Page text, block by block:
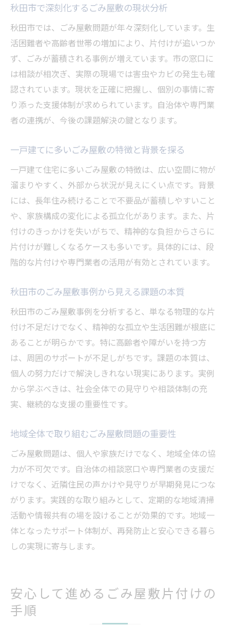
地域住民と協力するごみ屋敷対策の重要性
清掃活動で地域衛生を保つ方法と実践例
ごみ屋敷問題の再発防止に向けた啓発活動
自治体のごみ分別ルールと徹底のコツ
住環境を改善するごみ屋敷片付けの進め方
高齢者支援に役立つごみ屋敷の解消術
高齢者が抱えるごみ屋敷問題の背景を考察
生活困難者へのごみ屋敷支援策を紹介
訪問サポートで安心できる片付け支援法
高齢者宅のごみ屋敷清掃時の配慮ポイント
地域全体で取り組む高齢者支援の重要性
ごみ屋敷を再発させないポイント解説
ごみ屋敷再発防止のための日常的な習慣作
り
ごみ屋敷清掃後のサポートサービス活用法
分割払い利用時の注意点と継続支払い管理
地域コミュニティによる再発防止の取組み
定期的な見守り活動で再発を防ぐ方法
秋田市で信頼できる片付けサポートの選び方
ごみ屋敷清掃業者選びで確認すべきポイン
ト
口コミを活用したごみ屋敷業者の比較方法
支払い方法や分割払い利用時の注意事項
地域密着型ごみ屋敷サポートのメリット
片付け後も相談できる業者の選び方
実践例から学ぶごみ屋敷問題の解決体験
ごみ屋敷清掃体験談から得た解決のヒント
秋田市でのごみ屋敷片付け実践例を紹介
片付け後の生活改善と地域環境への効果
住民参加型のごみ屋敷対策で得た気づき
ごみ屋敷問題解決の成功体験を活かす方法
秋田市で深刻化するごみ屋敷の現状分析
秋田市では、ごみ屋敷問題が年々深刻化しています。生
活困難者や高齢者世帯の増加により、片付けが追いつか
ず、ごみが蓄積される事例が増えています。市の窓口に
は相談が相次ぎ、実際の現場では害虫やカビの発生も確
認されています。現状を正確に把握し、個別の事情に寄
り添った支援体制が求められています。自治体や専門業
者の連携が、今後の課題解決の鍵となります。
一戸建てに多いごみ屋敷の特徴と背景を探る
一戸建て住宅に多いごみ屋敷の特徴は、広い空間に物が
溜まりやすく、外部から状況が見えにくい点です。背景
には、長年住み続けることで不要品が蓄積しやすいこと
や、家族構成の変化による孤立化があります。また、片
付けのきっかけを失いがちで、精神的な負担からさらに
片付けが難しくなるケースも多いです。具体的には、段
階的な片付けや専門業者の活用が有効とされています。
秋田市のごみ屋敷事例から見える課題の本質
秋田市のごみ屋敷事例を分析すると、単なる物理的な片
付け不足だけでなく、精神的な孤立や生活困難が根底に
あることが明らかです。特に高齢者や障がいを持つ方
は、周囲のサポートが不足しがちです。課題の本質は、
個人の努力だけで解決しきれない現実にあります。実例
から学ぶべきは、社会全体での見守りや相談体制の充
実、継続的な支援の重要性です。
地域全体で取り組むごみ屋敷問題の重要性
ごみ屋敷問題は、個人や家族だけでなく、地域全体の協
力が不可欠です。自治体の相談窓口や専門業者の支援だ
けでなく、近隣住民の声かけや見守りが早期発見につな
がります。実践的な取り組みとして、定期的な地域清掃
活動や情報共有の場を設けることが効果的です。地域一
体となったサポート体制が、再発防止と安心できる暮ら
しの実現に寄与します。
安心して進めるごみ屋敷片付けの
手順